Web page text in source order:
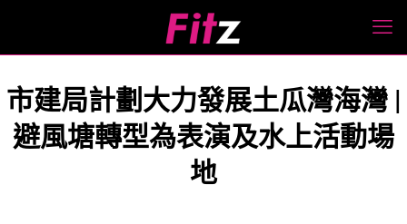
市建局計劃大力發展土瓜灣海灣 |
避風塘轉型為表演及水上活動場
地